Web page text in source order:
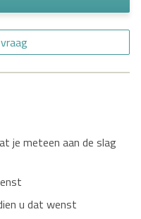
je meteen aan de slag
u dat wenst